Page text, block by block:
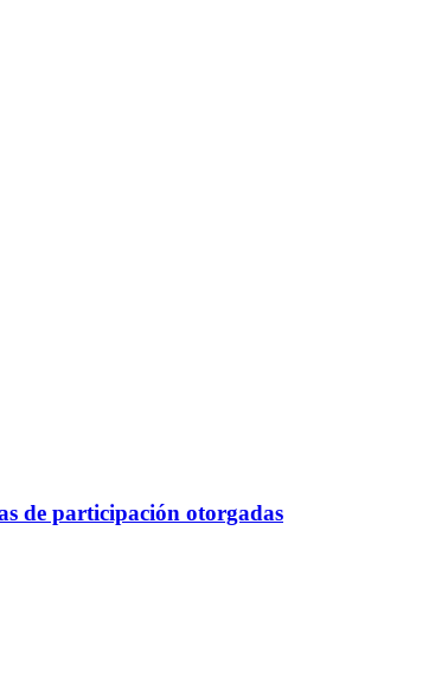
de participación otorgadas